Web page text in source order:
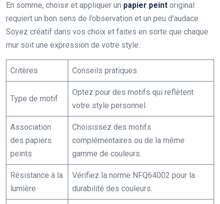
En somme, choisir et appliquer un papier peint original
requiert un bon sens de l’observation et un peu d’audace.
Soyez créatif dans vos choix et faites en sorte que chaque
mur soit une expression de votre style.
Critères Conseils pratiques
Type de motif
Optez pour des motifs qui reflètent
votre style personnel.
Association
des papiers
peints
Choisissez des motifs
complémentaires ou de la même
gamme de couleurs.
Résistance à la
lumière
Vérifiez la norme NFQ64002 pour la
durabilité des couleurs.